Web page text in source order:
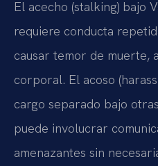
El acecho (stalking) bajo
requiere conducta
causar temor de muerte,
corporal. El acoso
cargo separado bajo
puede involucrar
amenazantes sin